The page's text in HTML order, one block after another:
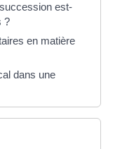
est-
?
en matière
dans une